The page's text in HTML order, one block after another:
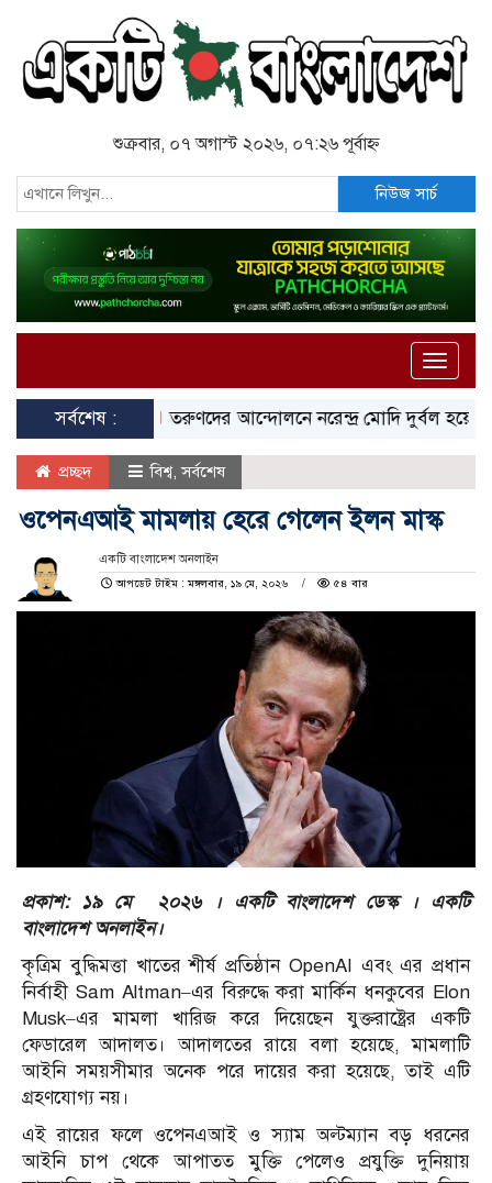
শুক্রবার, ০৭ অগাস্ট ২০২৬, ০৭:২৬ পূর্বাহ্ন
নিউজ সার্চ
Toggle
সর্বশেষ :তরুণদের আন্দোলনে নরেন্দ্র মোদি দুর্বল হয়েছেন:
প্রচ্ছদ বিশ্ব,সর্বশেষ
ওপেনএআই মামলায় হেরে গেলেন ইলন মাস্ক
একটি বাংলাদেশ অনলাইন
আপডেট টাইম : মঙ্গলবার, ১৯ মে, ২০২৬
৫৪ বার
প্রকাশ: ১৯ মে ২০২৬ । একটি বাংলাদেশ ডেস্ক । একটি
বাংলাদেশ অনলাইন।
কৃত্রিম বুদ্ধিমত্তা খাতের শীর্ষ প্রতিষ্ঠান OpenAI এবং এর প্রধান
নির্বাহী Sam Altman–এর বিরুদ্ধে করা মার্কিন ধনকুবের Elon
Musk–এর মামলা খারিজ করে দিয়েছেন যুক্তরাষ্ট্রের একটি
ফেডারেল আদালত। আদালতের রায়ে বলা হয়েছে, মামলাটি
আইনি সময়সীমার অনেক পরে দায়ের করা হয়েছে, তাই এটি
গ্রহণযোগ্য নয়।
এই রায়ের ফলে ওপেনএআই ও স্যাম অল্টম্যান বড় ধরনের
আইনি চাপ থেকে আপাতত মুক্তি পেলেও প্রযুক্তি দুনিয়ায়